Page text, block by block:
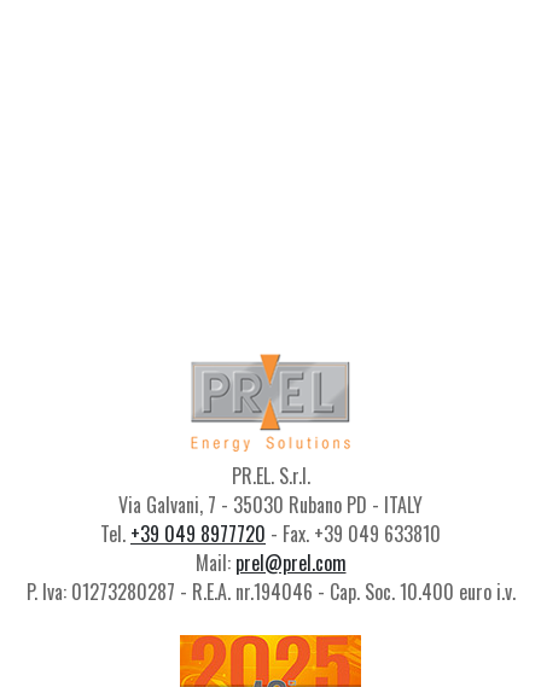
PR.EL. S.r.l.
Via Galvani, 7 - 35030 Rubano PD - ITALY
Tel. +39 049 8977720 - Fax. +39 049 633810
Mail: prel@prel.com
P. Iva: 01273280287 - R.E.A. nr.194046 - Cap. Soc. 10.400 euro i.v.